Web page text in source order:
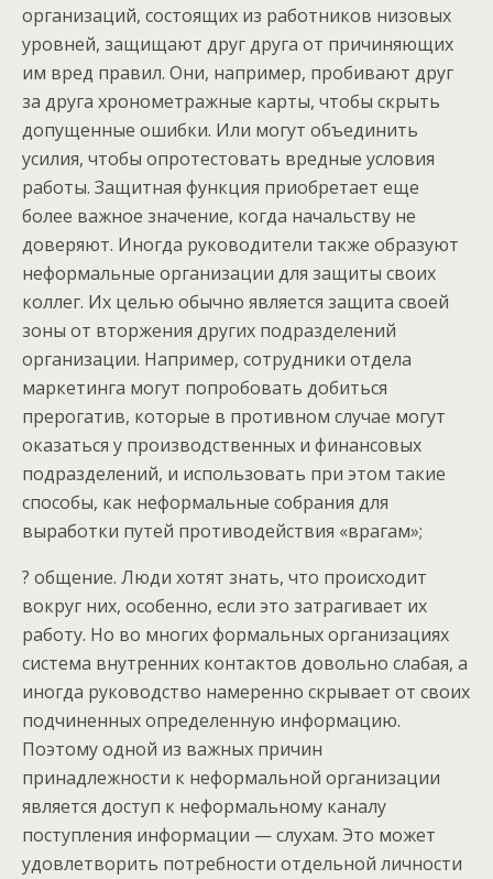
организаций, состоящих из работников низовых
уровней, защищают друг друга от причиняющих
им вред правил. Они, например, пробивают друг
за друга хронометражные карты, чтобы скрыть
допущенные ошибки. Или могут объединить
усилия, чтобы опротестовать вредные условия
работы. Защитная функция приобретает еще
более важное значение, когда начальству не
доверяют. Иногда руководители также образуют
неформальные организации для защиты своих
коллег. Их целью обычно является защита своей
зоны от вторжения других подразделений
организации. Например, сотрудники отдела
маркетинга могут попробовать добиться
прерогатив, которые в противном случае могут
оказаться у производственных и финансовых
подразделений, и использовать при этом такие
способы, как неформальные собрания для
выработки путей противодействия «врагам»;
? общение. Люди хотят знать, что происходит
вокруг них, особенно, если это затрагивает их
работу. Но во многих формальных организациях
система внутренних контактов довольно слабая, а
иногда руководство намеренно скрывает от своих
подчиненных определенную информацию.
Поэтому одной из важных причин
принадлежности к неформальной организации
является доступ к неформальному каналу
поступления информации — слухам. Это может
удовлетворить потребности отдельной личности